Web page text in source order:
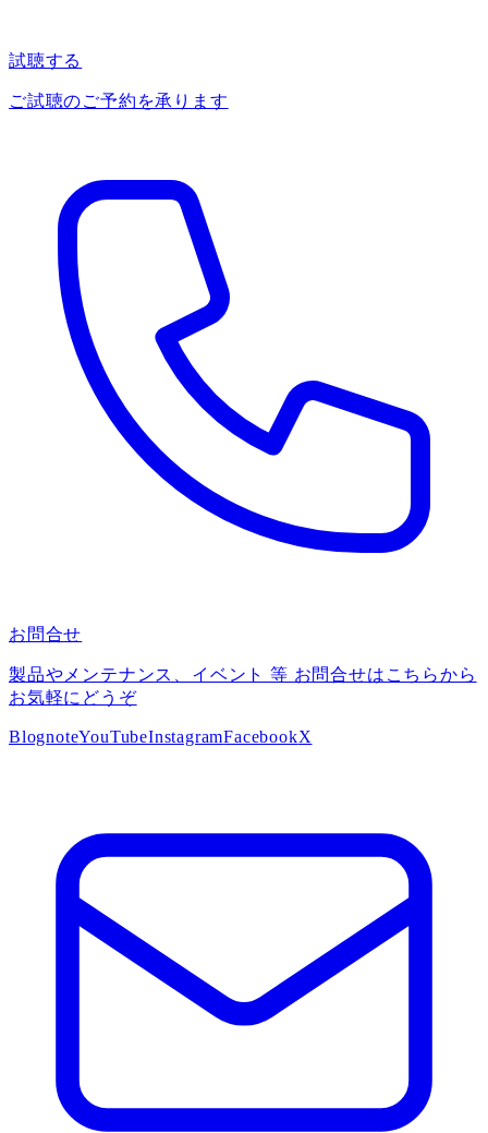
試聴する
ご試聴のご予約を承ります
お問合せ
製品やメンテナンス、イベント 等 お問合せはこちらから
お気軽にどうぞ
BlognoteYouTubeInstagramFacebookX